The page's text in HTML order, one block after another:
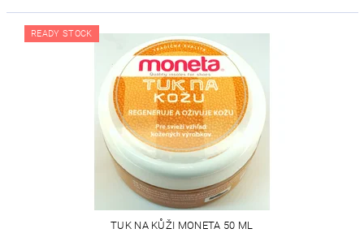
READY STOCK
TUK NA KŮŽI MONETA 50 ML